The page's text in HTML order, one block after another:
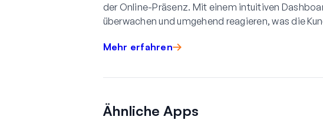
der Online-Präsenz. Mit einem intuitiven
überwachen und umgehend reagieren, was die
Mehr erfahren
Ähnliche Apps